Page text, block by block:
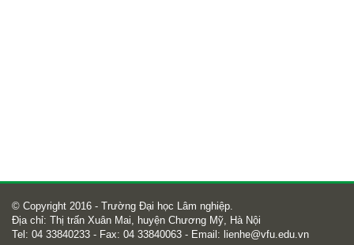
© Copyright 2016 - Trường Đại học Lâm nghiệp.
Địa chỉ: Thị trấn Xuân Mai, huyện Chương Mỹ, Hà Nội
Tel: 04 33840233 - Fax: 04 33840063 - Email: lienhe@vfu.edu.vn